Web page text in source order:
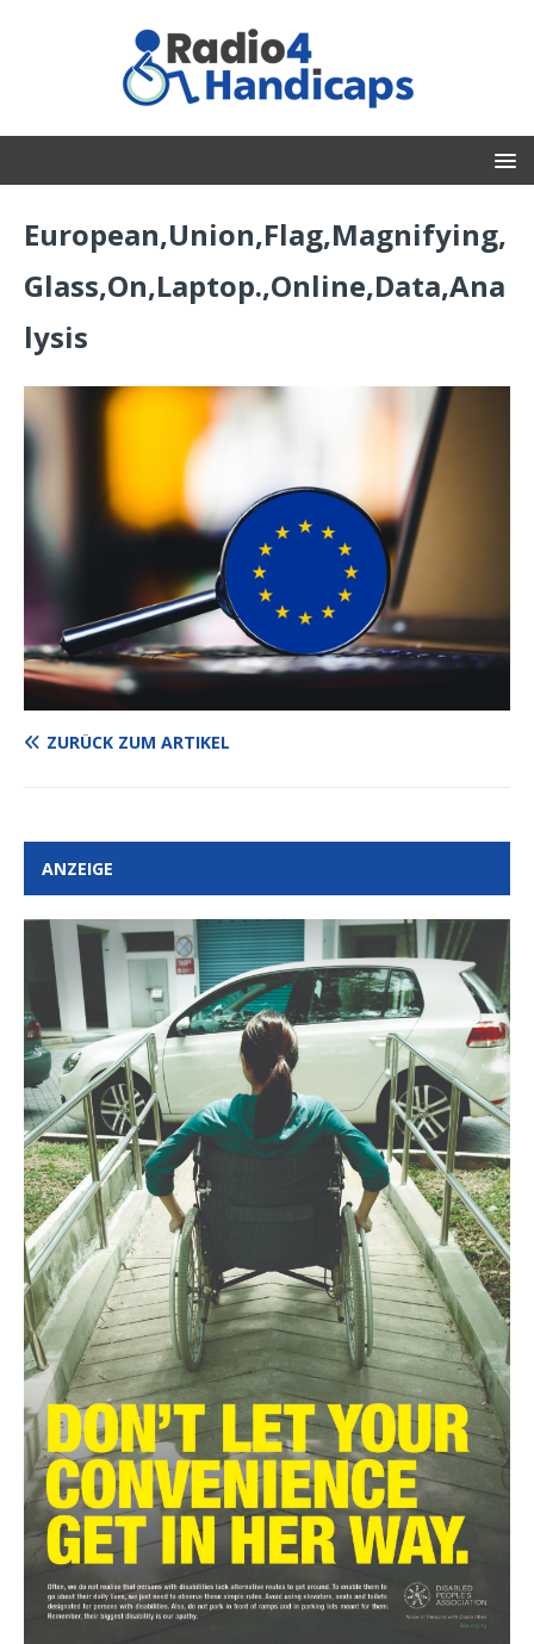
European,Union,Flag,Magnifying,
Glass,On,Laptop.,Online,Data,Ana
lysis
ZURÜCK ZUM ARTIKEL
ANZEIGE